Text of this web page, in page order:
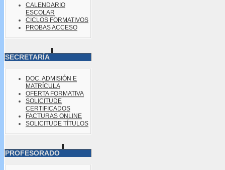
CALENDARIO
ESCOLAR
CICLOS FORMATIVOS
PROBAS ACCESO
SECRETARÍA
DOC. ADMISIÓN E
MATRÍCULA
OFERTA FORMATIVA
SOLICITUDE
CERTIFICADOS
FACTURAS ONLINE
SOLICITUDE TÍTULOS
PROFESORADO